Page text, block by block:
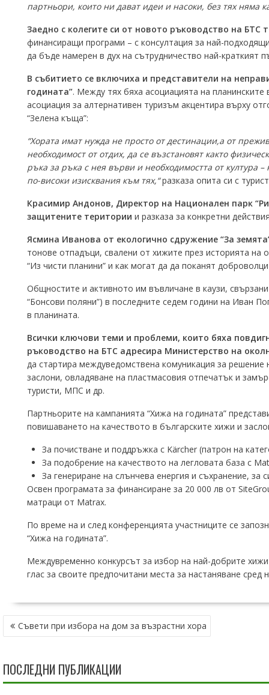
партньори, които ни дават идеи и насоки, без тях няма
Заедно с колегите си от новото ръководство на
финансиращи програми – с консултация за най-
да бъде намерен в дух на сътрудничество най-краткият
В събитието се включиха и представители на
годината”. Между тях бяха асоциацията на
асоциация за алтернативен туризъм акцентира върху
“Зелена къща”:
“Хората имат нужда не просто от дестинации,а от
необходимост от отдих, да се възстановят както
ръка за ръка с нея върви и необходимостта от култура
по-високи изисквания към тях,“разказа опита си с
Красимир Андонов, Директор на Национален парк
защитените територии и разказа за конкретни
Ясмина Иванова от екологично сдружение “За
тонове отпадъци, свалени от хижите през историята на
“Из чисти планини” и как могат да да поканят доброволци
Общностите и активното им въвличане в каузи,
“Бонсови поляни”) в последните седем години на Иван
в планината.
Всички ключови теми и проблеми, които бяха
ръководство на БТС адресира Министерство на
да стартира междуведомствена комуникация за решение
заслони, овладяване на пластмасовия отпечатък и
туристи, МПС и др.
Партньорите на кампанията “Хижа на годината”
повишаването на качеството в българските хижи и
За почистване и поддръжка с Kärcher (патрон на
За подобрение на качеството на легловата база с
За генериране на слънчева енергия и съхранение, за
Освен програмата за финансиране за 20 000 лв от
матраци от Matrax.
По време на и след конференцията участниците се
“Хижа на годината”.
Междувременно конкурсът за избор на най-добрите
глас за своите предпочитани места за настаняване сред
НАВИГАЦИЯ
Съвети при избора на дом за възрастни хора
ПОСЛЕДНИ ПУБЛИКАЦИИ